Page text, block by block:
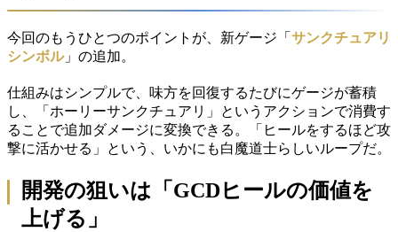
今回のもうひとつのポイントが、新ゲージ「 サンクチュアリ
シンボル」の追加。
仕組みはシンプルで、味方を回復するたびにゲージが蓄積
し、「ホーリーサンクチュアリ」というアクションで消費す
ることで追加ダメージに変換できる。「ヒールをするほど攻
撃に活かせる」という、いかにも白魔道士らしいループだ。
開発の狙いは「GCDヒールの価値を
上げる」